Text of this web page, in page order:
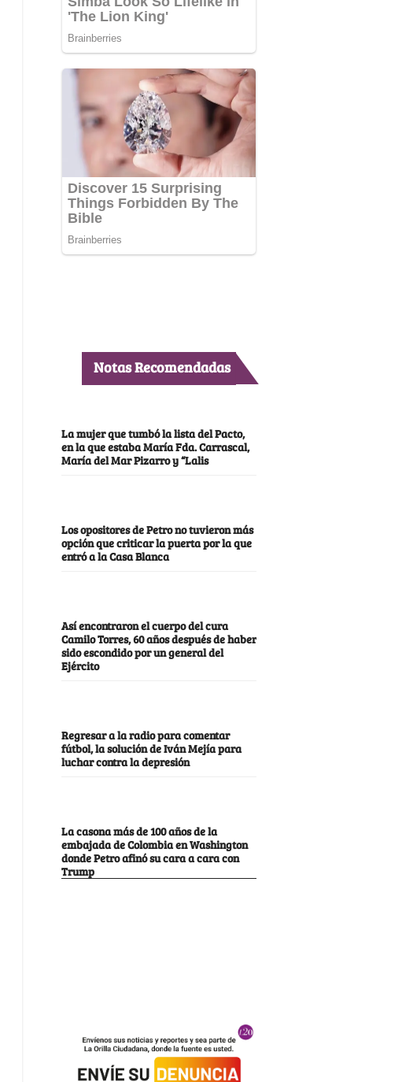
Notas Recomendadas
La mujer que tumbó la lista del Pacto,
en la que estaba María Fda. Carrascal,
María del Mar Pizarro y “Lalis
Los opositores de Petro no tuvieron más
opción que criticar la puerta por la que
entró a la Casa Blanca
Así encontraron el cuerpo del cura
Camilo Torres, 60 años después de haber
sido escondido por un general del
Ejército
Regresar a la radio para comentar
fútbol, la solución de Iván Mejía para
luchar contra la depresión
La casona más de 100 años de la
embajada de Colombia en Washington
donde Petro afinó su cara a cara con
Trump